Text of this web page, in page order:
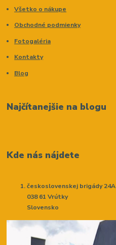
Všetko o nákupe
Obchodné podmienky
Fotogaléria
Kontakty
Blog
Najčítanejšie na blogu
Kde nás nájdete
československej brigády 24A
038 61 Vrútky
Slovensko